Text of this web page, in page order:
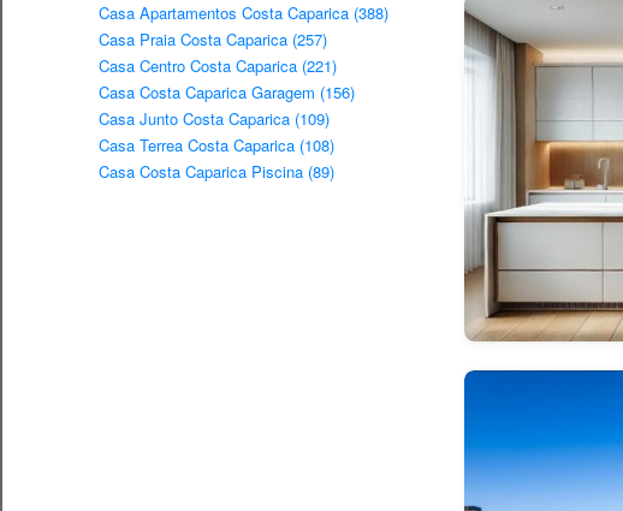
Casa Apartamentos Costa Caparica (388)
Casa Praia Costa Caparica (257)
Casa Centro Costa Caparica (221)
Casa Costa Caparica Garagem (156)
Casa Junto Costa Caparica (109)
Casa Terrea Costa Caparica (108)
Casa Costa Caparica Piscina (89)